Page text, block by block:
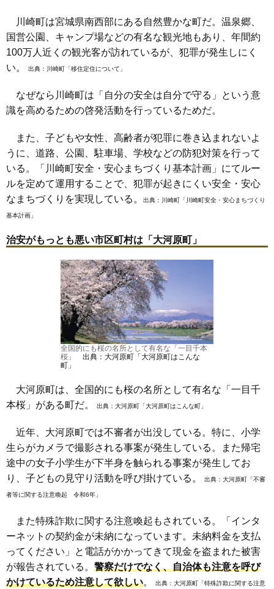
川崎町は宮城県南西部にある自然豊かな町だ。温泉郷、
国営公園、キャンプ場などの有名な観光地もあり、年間約
100万人近くの観光客が訪れているが、犯罪が発生しにく
い。
出典： 川崎町「移住定住について」
なぜなら川崎町は「自分の安全は自分で守る」という意
識を高めるための啓発活動を行っているためだ。
また、子どもや女性、高齢者が犯罪に巻き込まれないよ
うに、道路、公園、駐車場、学校などの防犯対策を行って
いる。「川崎町安全・安心まちづくり基本計画」にてルー
ルを定めて運用することで、犯罪が起きにくい安全・安心
なまちづくりを実現している。
出典： 川崎町「川崎町安全・安心まちづくり
基本計画」
治安がもっとも悪い市区町村は「大河原町」
全国的にも桜の名所として有名な「一目千本
桜」 出典：大河原町「大河原町はこんな
町」
大河原町は、全国的にも桜の名所として有名な「一目千
本桜」がある町だ。
出典： 大河原町「大河原町はこんな町」
近年、大河原町では不審者が出没している。特に、小学
生らがカメラで撮影される事案が発生している。また帰宅
途中の女子小学生が下半身を触られる事案が発生してお
り、子どもの見守り活動を呼び掛けている。
出典： 大河原町「不審
者等に関する注意喚起 令和6年」
また特殊詐欺に関する注意喚起もされている。「インタ
ーネットの契約金が未納になっています。未納料金を支払
ってください」と電話がかかってきて現金を盗まれた被害
が報告されている。 警察だけでなく、自治体も注意を呼び
かけているため注意して欲しい。 出典 ： 大河原町「特殊詐欺に関する注意